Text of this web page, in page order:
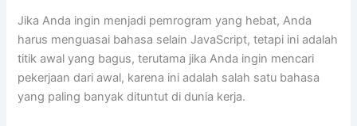
Jika Anda ingin menjadi pemrogram yang hebat, Anda
harus menguasai bahasa selain JavaScript, tetapi ini adalah
titik awal yang bagus, terutama jika Anda ingin mencari
pekerjaan dari awal, karena ini adalah salah satu bahasa
yang paling banyak dituntut di dunia kerja.